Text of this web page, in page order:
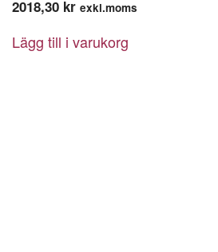
2018,30 kr exkl.moms
Lägg till i varukorg